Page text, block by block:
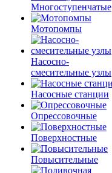
Многоступенчатые
Мотопомпы
Насосно-
смесительные узлы
Насосные станции
Опрессовочные
Поверхностные
Повысительные